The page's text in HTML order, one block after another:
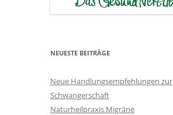
NEUESTE BEITRÄGE
Neue Handlungsempfehlungen zur
Schwangerschaft
Naturheilpraxis Migräne